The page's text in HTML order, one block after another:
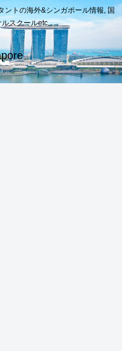
トの海外&シンガポール情報, 国
スクールetc..